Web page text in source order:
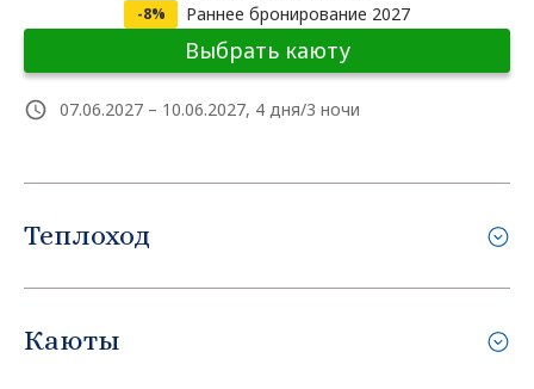
-8% Раннее бронирование 2027
Выбрать каюту
07.06.2027 – 10.06.2027, 4 дня/3 ночи
Теплоход
Каюты